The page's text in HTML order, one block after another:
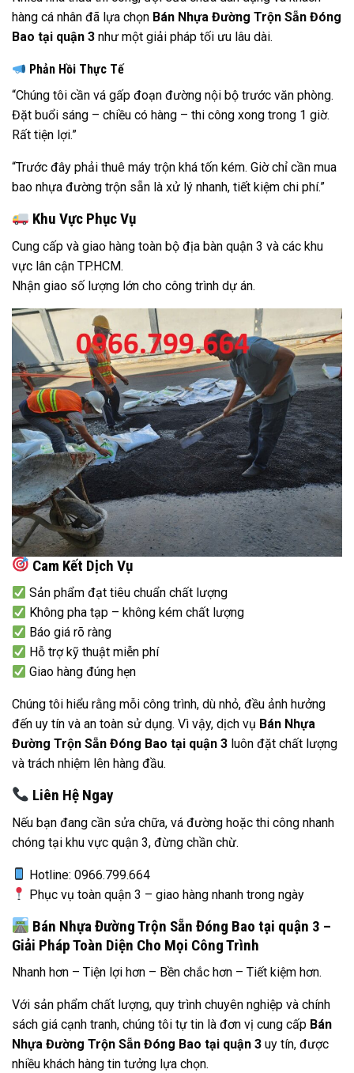
hàng cá nhân đã lựa chọn Bán Nhựa Đường Trộn Sẵn Đóng
Bao tại quận 3 như một giải pháp tối ưu lâu dài.
Phản Hồi Thực Tế
“Chúng tôi cần vá gấp đoạn đường nội bộ trước văn phòng.
Đặt buổi sáng – chiều có hàng – thi công xong trong 1 giờ.
Rất tiện lợi.”
“Trước đây phải thuê máy trộn khá tốn kém. Giờ chỉ cần mua
bao nhựa đường trộn sẵn là xử lý nhanh, tiết kiệm chi phí.”
Khu Vực Phục Vụ
Cung cấp và giao hàng toàn bộ địa bàn quận 3 và các khu
vực lân cận TP.HCM.
Nhận giao số lượng lớn cho công trình dự án.
Cam Kết Dịch Vụ
Sản phẩm đạt tiêu chuẩn chất lượng
Không pha tạp – không kém chất lượng
Báo giá rõ ràng
Hỗ trợ kỹ thuật miễn phí
Giao hàng đúng hẹn
Chúng tôi hiểu rằng mỗi công trình, dù nhỏ, đều ảnh hưởng
đến uy tín và an toàn sử dụng. Vì vậy, dịch vụ Bán Nhựa
Đường Trộn Sẵn Đóng Bao tại quận 3 luôn đặt chất lượng
và trách nhiệm lên hàng đầu.
Liên Hệ Ngay
Nếu bạn đang cần sửa chữa, vá đường hoặc thi công nhanh
chóng tại khu vực quận 3, đừng chần chừ.
Hotline: 0966.799.664
Phục vụ toàn quận 3 – giao hàng nhanh trong ngày
Bán Nhựa Đường Trộn Sẵn Đóng Bao tại quận 3 –
Giải Pháp Toàn Diện Cho Mọi Công Trình
Nhanh hơn – Tiện lợi hơn – Bền chắc hơn – Tiết kiệm hơn.
Với sản phẩm chất lượng, quy trình chuyên nghiệp và chính
sách giá cạnh tranh, chúng tôi tự tin là đơn vị cung cấp Bán
Nhựa Đường Trộn Sẵn Đóng Bao tại quận 3 uy tín, được
nhiều khách hàng tin tưởng lựa chọn.